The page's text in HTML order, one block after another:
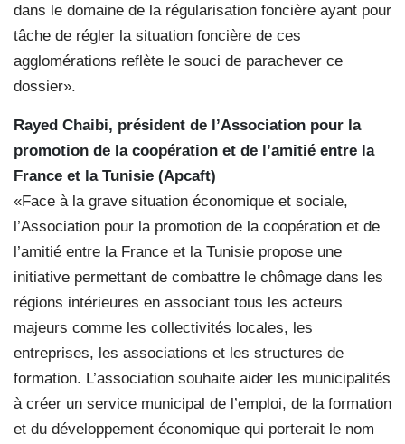
dans le domaine de la régularisation foncière ayant pour
tâche de régler la situation foncière de ces
agglomérations reflète le souci de parachever ce
dossier».
Rayed Chaibi, président de l’Association pour la
promotion de la coopération et de l’amitié entre la
France et la Tunisie (Apcaft)
«Face à la grave situation économique et sociale,
l’Association pour la promotion de la coopération et de
l’amitié entre la France et la Tunisie propose une
initiative permettant de combattre le chômage dans les
régions intérieures en associant tous les acteurs
majeurs comme les collectivités locales, les
entreprises, les associations et les structures de
formation. L’association souhaite aider les municipalités
à créer un service municipal de l’emploi, de la formation
et du développement économique qui porterait le nom